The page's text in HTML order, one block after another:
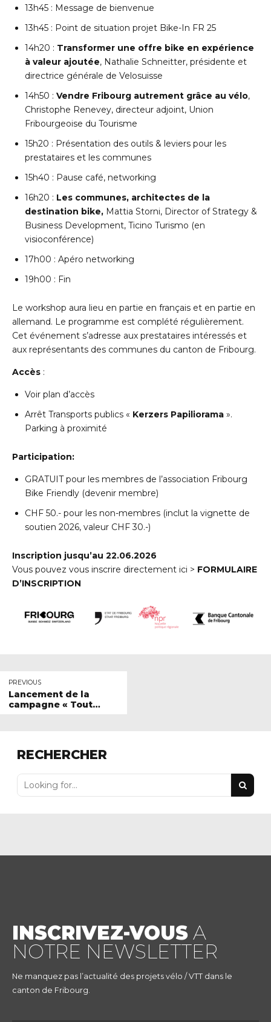
13h45 : Message de bienvenue
13h45 : Point de situation projet Bike-In FR 25
14h20 : Transformer une offre bike en expérience
à valeur ajoutée, Nathalie Schneitter, présidente et
directrice générale de Velosuisse
14h50 : Vendre Fribourg autrement grâce au vélo,
Christophe Renevey, directeur adjoint, Union
Fribourgeoise du Tourisme
15h20 : Présentation des outils & leviers pour les
prestataires et les communes
15h40 : Pause café, networking
16h20 : Les communes, architectes de la
destination bike, Mattia Storni, Director of Strategy &
Business Development, Ticino Turismo (en
visioconférence)
17h00 : Apéro networking
19h00 : Fin
Le workshop aura lieu en partie en français et en partie en
allemand. Le programme est complété régulièrement.
Cet événement s’adresse aux prestataires intéressés et
aux représentants des communes du canton de Fribourg.
Accès :
Voir plan d’accès
Arrêt Transports publics « Kerzers Papiliorama ».
Parking à proximité
Participation:
GRATUIT pour les membres de l’association Fribourg
Bike Friendly (devenir membre)
CHF 50.- pour les non-membres (inclut la vignette de
soutien 2026, valeur CHF 30.-)
Inscription jusqu’au 22.06.2026
Vous pouvez vous inscrire directement ici > FORMULAIRE
D’INSCRIPTION
PREVIOUS
Lancement de la
campagne « Tout
RECHERCHER
INSCRIVEZ-VOUS A
NOTRE NEWSLETTER
Ne manquez pas l’actualité des projets vélo / VTT dans le
canton de Fribourg.